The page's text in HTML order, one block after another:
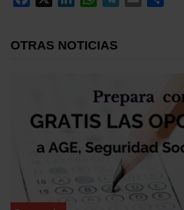
OTRAS NOTICIAS